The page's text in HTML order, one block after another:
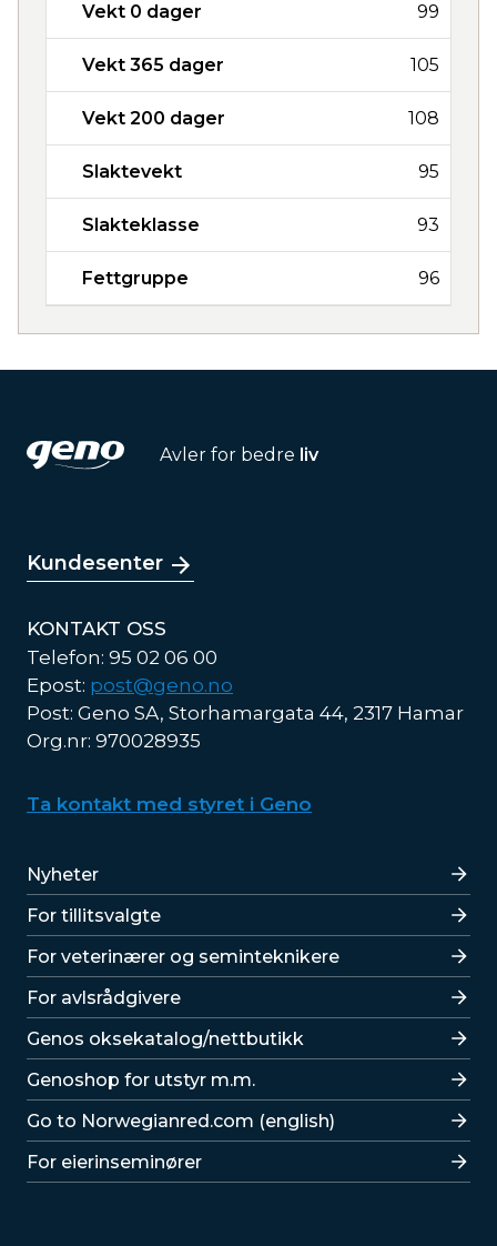
Vekt 0 dager 99
Vekt 365 dager 105
Vekt 200 dager 108
Slaktevekt 95
Slakteklasse 93
Fettgruppe 96
Avler for bedre liv
Kundesenter
KONTAKT OSS
Telefon: 95 02 06 00
Epost: post@geno.no
Post: Geno SA, Storhamargata 44, 2317 Hamar
Org.nr: 970028935
Ta kontakt med styret i Geno
Lenker
Nyheter
For tillitsvalgte
For veterinærer og seminteknikere
For avlsrådgivere
Lenker
Genos oksekatalog/nettbutikk
Genoshop for utstyr m.m.
Go to Norwegianred.com (english)
For eierinseminører